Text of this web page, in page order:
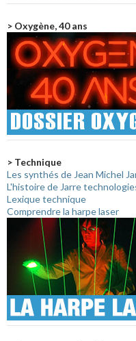
> Oxygène, 40 ans
> Technique
Les synthés de Jean Michel
L'histoire de Jarre
Lexique technique
Comprendre la harpe laser